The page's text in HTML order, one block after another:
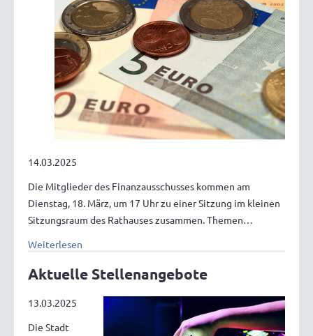
14.03.2025
Die Mitglieder des Finanzausschusses kommen am
Dienstag, 18. März, um 17 Uhr zu einer Sitzung im kleinen
Sitzungsraum des Rathauses zusammen. Themen…
Weiterlesen
Aktuelle Stellenangebote
13.03.2025
Die Stadt